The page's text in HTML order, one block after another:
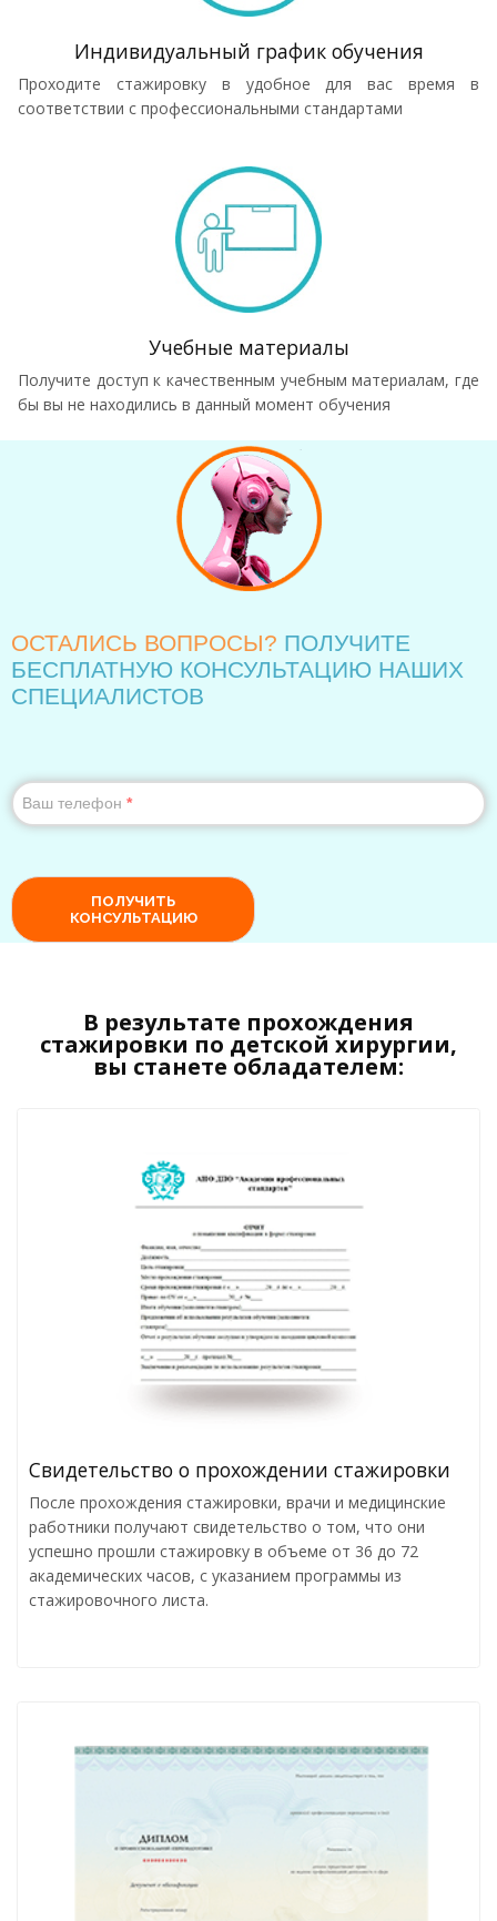
Индивидуальный график обучения
Проходите стажировку в удобное для вас время в
соответствии с профессиональными стандартами
Учебные материалы
Получите доступ к качественным учебным материалам, где
бы вы не находились в данный момент обучения
В результате прохождения
стажировки по детской хирургии,
вы станете обладателем:
Свидетельство о прохождении стажировки
После прохождения стажировки, врачи и медицинские
работники получают свидетельство о том, что они
успешно прошли стажировку в объеме от 36 до 72
академических часов, с указанием программы из
стажировочного листа.